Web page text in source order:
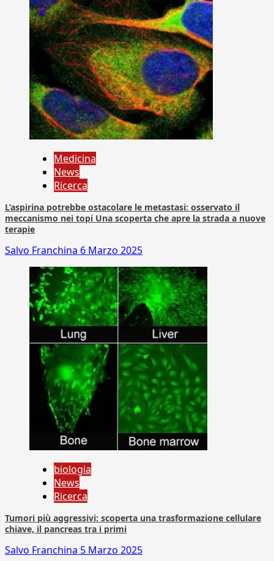
Medicina
News
Ricerca
L’aspirina potrebbe ostacolare le metastasi: osservato il
meccanismo nei topi Una scoperta che apre la strada a nuove
terapie
Salvo Franchina 6 Marzo 2025
biologia
News
Ricerca
Tumori più aggressivi: scoperta una trasformazione cellulare
chiave, il pancreas tra i primi
Salvo Franchina 5 Marzo 2025